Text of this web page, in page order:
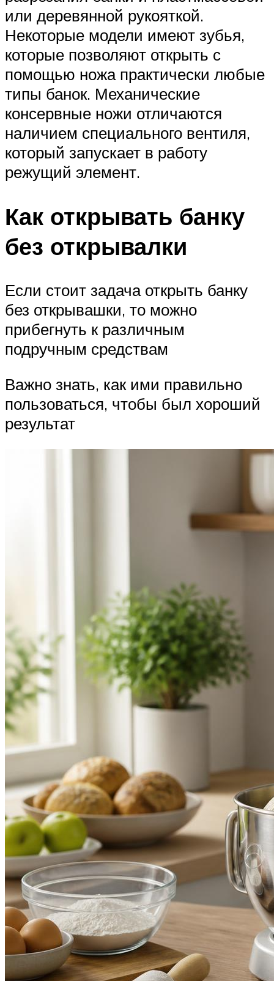
или деревянной рукояткой.
Некоторые модели имеют зубья,
которые позволяют открыть с
помощью ножа практически любые
типы банок. Механические
консервные ножи отличаются
наличием специального вентиля,
который запускает в работу
режущий элемент.
Как открывать банку
без открывалки
Если стоит задача открыть банку
без открывашки, то можно
прибегнуть к различным
подручным средствам
Важно знать, как ими правильно
пользоваться, чтобы был хороший
результат